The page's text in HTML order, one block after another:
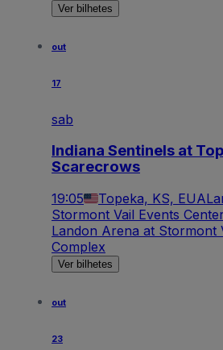
Ver bilhetes
out
17
sab
Indiana Sentinels at
Scarecrows
19:05 Topeka, KS, EUA
Stormont Vail Events
Landon Arena at Stormont
Complex
Ver bilhetes
out
23